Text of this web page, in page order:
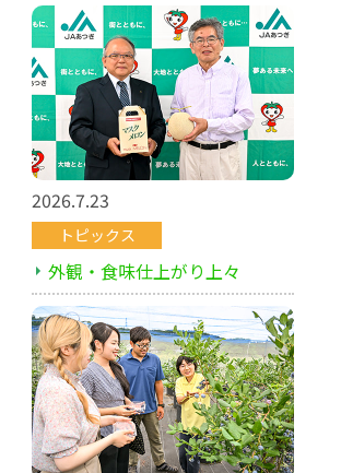
2026.7.23
トピックス
外観・食味仕上がり上々